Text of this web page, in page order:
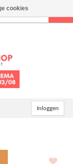
Inloggen
cookies